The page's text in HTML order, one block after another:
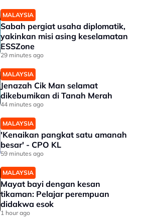
MALAYSIA
Sabah pergiat usaha diplomatik,
yakinkan misi asing keselamatan
ESSZone
29 minutes ago
MALAYSIA
Jenazah Cik Man selamat
dikebumikan di Tanah Merah
44 minutes ago
MALAYSIA
'Kenaikan pangkat satu amanah
besar' - CPO KL
59 minutes ago
MALAYSIA
Mayat bayi dengan kesan
tikaman: Pelajar perempuan
didakwa esok
1 hour ago